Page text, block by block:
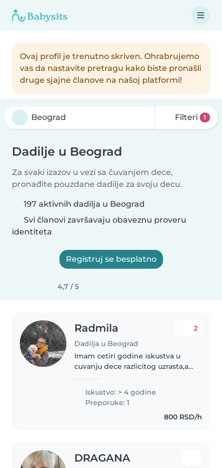
Ovaj profil je trenutno skriven. Ohrabrujemo
vas da nastavite pretragu kako biste pronašli
druge sjajne članove na našoj platformi!
Filteri 1
Dadilje u Beograd
Za svaki izazov u vezi sa čuvanjem dece,
pronađite pouzdane dadilje za svoju decu.
197 aktivnih dadilja u Beograd
Svi članovi završavaju obaveznu proveru
identiteta
Registruj se besplatno
4,7 / 5
Radmila
Dadilja u Beograd
2
Imam cetiri godine iskustva u
cuvanju dece razlicitog uzrasta,a i
sigurnog, toplog i podsticajnog
okruzenja u kome se dete oseca
voljeno i postovano. Odgovorna..
Iskustvo: > 4 godine
Preporuke: 1
800 RSD/h
DRAGANA